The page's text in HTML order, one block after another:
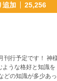
追加 25,256
定です！ 神様
うな格好と知識を
どの知識が多少あっ